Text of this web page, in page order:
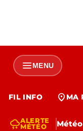
menuMENU
FIL INFO location_on MA
thunderstormALERTE
MÉTÉO